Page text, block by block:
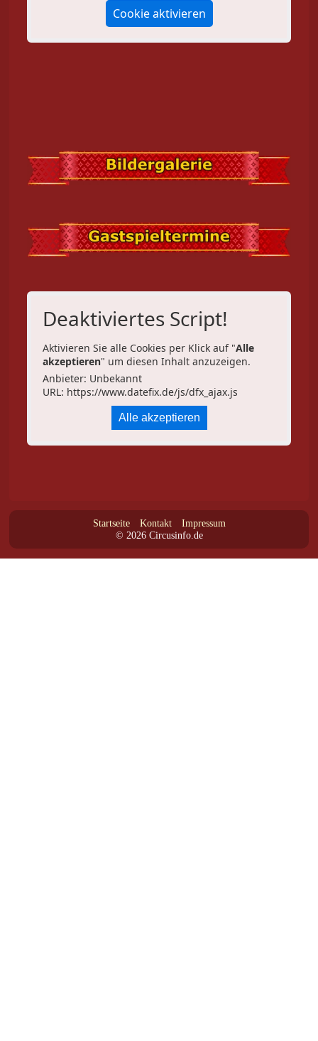
Cookie aktivieren
Deaktiviertes Script!
Aktivieren Sie alle Cookies per Klick auf "Alle
akzeptieren" um diesen Inhalt anzuzeigen.
Anbieter: Unbekannt
URL: https://www.datefix.de/js/dfx_ajax.js
Alle akzeptieren
Startseite Kontakt
Impressum
© 2026 Circusinfo.de